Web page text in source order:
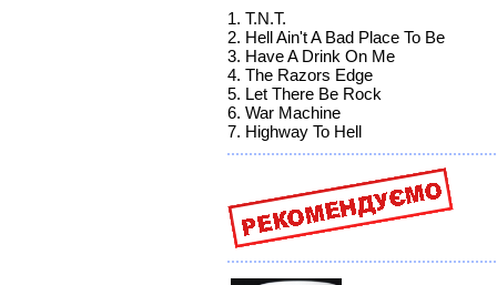
1. T.N.T.
2. Hell Ain't A Bad Place To Be
3. Have A Drink On Me
4. The Razors Edge
5. Let There Be Rock
6. War Machine
7. Highway To Hell